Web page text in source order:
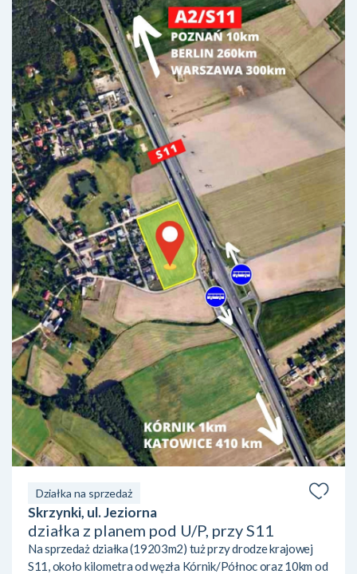
Działka na sprzedaż
Skrzynki, ul. Jeziorna
działka z planem pod U/P, przy S11
Na sprzedaż działka (19203m2) tuż przy drodze krajowej
S11, około kilometra od węzła Kórnik/Północ oraz 10km od